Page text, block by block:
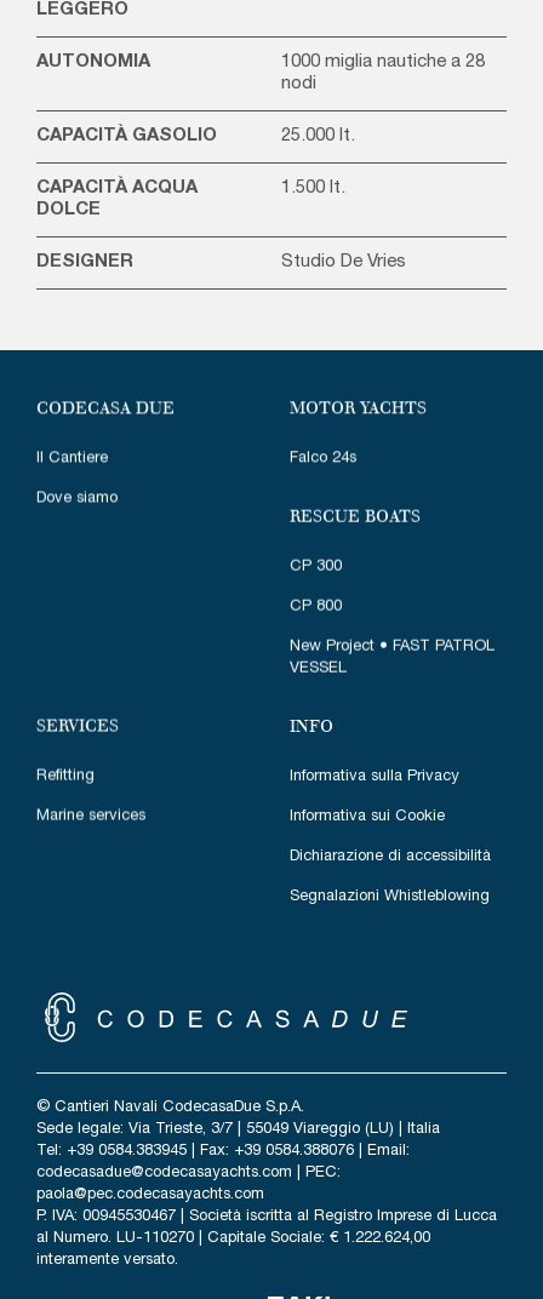
LEGGERO
AUTONOMIA
1000 miglia nautiche a 28
nodi
CAPACITÀ GASOLIO 25.000 lt.
CAPACITÀ ACQUA
DOLCE
1.500 lt.
DESIGNER Studio De Vries
CODECASA DUE
Il Cantiere
Dove siamo
MOTOR YACHTS
Falco 24s
RESCUE BOATS
CP 300
CP 800
New Project • FAST PATROL
VESSEL
SERVICES
Refitting
Marine services
INFO
Informativa sulla Privacy
Informativa sui Cookie
Dichiarazione di accessibilità
Segnalazioni Whistleblowing
© Cantieri Navali CodecasaDue S.p.A.
Sede legale: Via Trieste, 3/7 | 55049 Viareggio (LU) | Italia
Tel: +39 0584.383945 | Fax: +39 0584.388076 | Email:
codecasadue@codecasayachts.com | PEC:
paola@pec.codecasayachts.com
P. IVA: 00945530467 | Società iscritta al Registro Imprese di Lucca
al Numero. LU-110270 | Capitale Sociale: € 1.222.624,00
interamente versato.